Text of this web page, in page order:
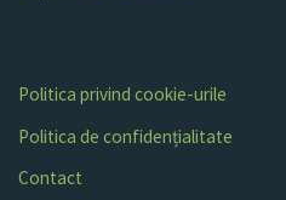
Politica privind cookie-urile
Politica de confidențialitate
Contact